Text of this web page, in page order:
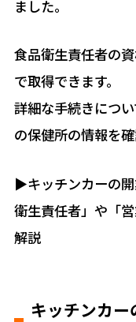
ました。
食品衛生責任者の
で取得できます。
詳細な手続きにつ
の保健所の情報を確
▶︎キッチンカーの
衛生責任者」や「
解説
キッチンカ